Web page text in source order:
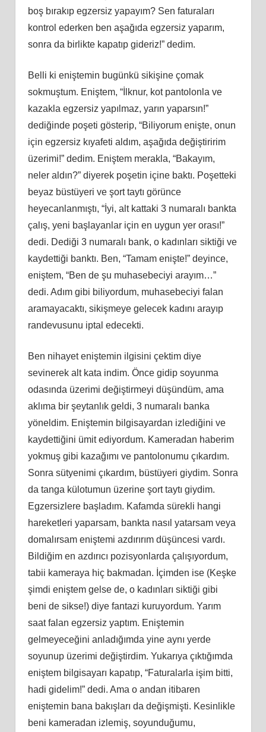
boş bırakıp egzersiz yapayım? Sen faturaları
kontrol ederken ben aşağıda egzersiz yaparım,
sonra da birlikte kapatıp gideriz!” dedim.
Belli ki eniştemin bugünkü sikişine çomak
sokmuştum. Eniştem, “İlknur, kot pantolonla ve
kazakla egzersiz yapılmaz, yarın yaparsın!”
dediğinde poşeti gösterip, “Biliyorum enişte, onun
için egzersiz kıyafeti aldım, aşağıda değiştiririm
üzerimi!” dedim. Eniştem merakla, “Bakayım,
neler aldın?” diyerek poşetin içine baktı. Poşetteki
beyaz büstüyeri ve şort taytı görünce
heyecanlanmıştı, “İyi, alt kattaki 3 numaralı bankta
çalış, yeni başlayanlar için en uygun yer orası!”
dedi. Dediği 3 numaralı bank, o kadınları siktiği ve
kaydettiği banktı. Ben, “Tamam enişte!” deyince,
eniştem, “Ben de şu muhasebeciyi arayım…”
dedi. Adım gibi biliyordum, muhasebeciyi falan
aramayacaktı, sikişmeye gelecek kadını arayıp
randevusunu iptal edecekti.
Ben nihayet eniştemin ilgisini çektim diye
sevinerek alt kata indim. Önce gidip soyunma
odasında üzerimi değiştirmeyi düşündüm, ama
aklıma bir şeytanlık geldi, 3 numaralı banka
yöneldim. Eniştemin bilgisayardan izlediğini ve
kaydettiğini ümit ediyordum. Kameradan haberim
yokmuş gibi kazağımı ve pantolonumu çıkardım.
Sonra sütyenimi çıkardım, büstüyeri giydim. Sonra
da tanga külotumun üzerine şort taytı giydim.
Egzersizlere başladım. Kafamda sürekli hangi
hareketleri yaparsam, bankta nasıl yatarsam veya
domalırsam eniştemi azdırırım düşüncesi vardı.
Bildiğim en azdırıcı pozisyonlarda çalışıyordum,
tabii kameraya hiç bakmadan. İçimden ise (Keşke
şimdi eniştem gelse de, o kadınları siktiği gibi
beni de sikse!) diye fantazi kuruyordum. Yarım
saat falan egzersiz yaptım. Eniştemin
gelmeyeceğini anladığımda yine aynı yerde
soyunup üzerimi değiştirdim. Yukarıya çıktığımda
eniştem bilgisayarı kapatıp, “Faturalarla işim bitti,
hadi gidelim!” dedi. Ama o andan itibaren
eniştemin bana bakışları da değişmişti. Kesinlikle
beni kameradan izlemiş, soyunduğumu,